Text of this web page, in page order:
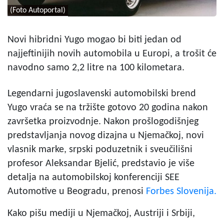
(Foto Autoportal)
Novi hibridni Yugo mogao bi biti jedan od
najjeftinijih novih automobila u Europi, a trošit će
navodno samo 2,2 litre na 100 kilometara.
Legendarni jugoslavenski automobilski brend
Yugo vraća se na tržište gotovo 20 godina nakon
završetka proizvodnje. Nakon prošlogodišnjeg
predstavljanja novog dizajna u Njemačkoj, novi
vlasnik marke, srpski poduzetnik i sveučilišni
profesor Aleksandar Bjelić, predstavio je više
detalja na automobilskoj konferenciji SEE
Automotive u Beogradu, prenosi Forbes Slovenija.
Kako pišu mediji u Njemačkoj, Austriji i Srbiji,